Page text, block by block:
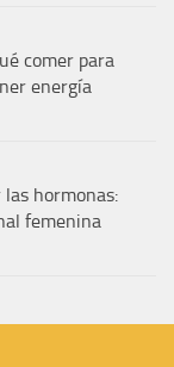
comer para
energía
hormonas:
femenina